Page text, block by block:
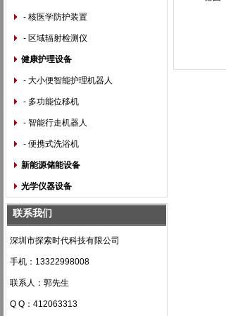
- 核医学防护装置
- 区域辐射检测仪
健康护理设备
- 大小便智能护理机器人
- 多功能位移机
- 智能行走机器人
- 便携式洗浴机
新能源储能设备
光学仪器设备
联系我们
深圳市探索时代科技有限公司
手机：13322998008
联系人：郭先生
Q Q：412063313